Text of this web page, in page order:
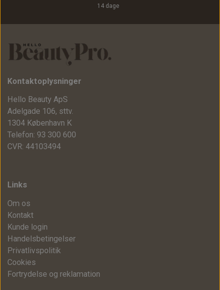
14 dage
Kontaktoplysninger
Hello Beauty ApS
Adelgade 106, sttv.
1304 København K
Telefon: 93 300 600
CVR: 44103494
Links
Om os
Kontakt
Kunde login
Handelsbetingelser
Privatlivspolitik
Cookies
Fortrydelse og reklamation